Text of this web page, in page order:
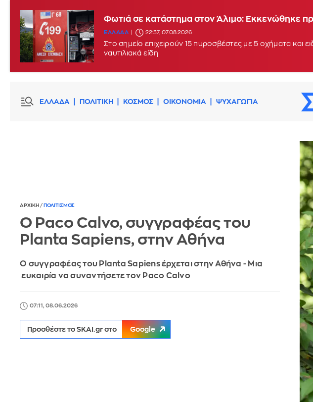
Φωτιά σε κατάστημα στον Άλιμο: Εκκενώθηκε
ΕΛΛΑΔΑ 22:37, 07.08.2026
Στο σημείο επιχειρούν 15 πυροσβέστες με 5 οχήματα και
ναυτιλιακά είδη
ΕΛΛΑΔΑ ΠΟΛΙΤΙΚΗ ΚΟΣΜΟΣ ΟΙΚΟΝΟΜΙΑ ΨΥΧΑΓΩΓΙΑ
ΑΡΧΙΚΗ / ΠΟΛΙΤΙΣΜΟΣ
Ο Paco Calvo, συγγραφέας του
Planta Sapiens, στην Αθήνα
Ο συγγραφέας του Planta Sapiens έρχεται στην Αθήνα - Μια
ευκαιρία να συναντήσετε τον Paco Calvo
07:11, 08.06.2026
Προσθέστε το SKAI.gr στο Google